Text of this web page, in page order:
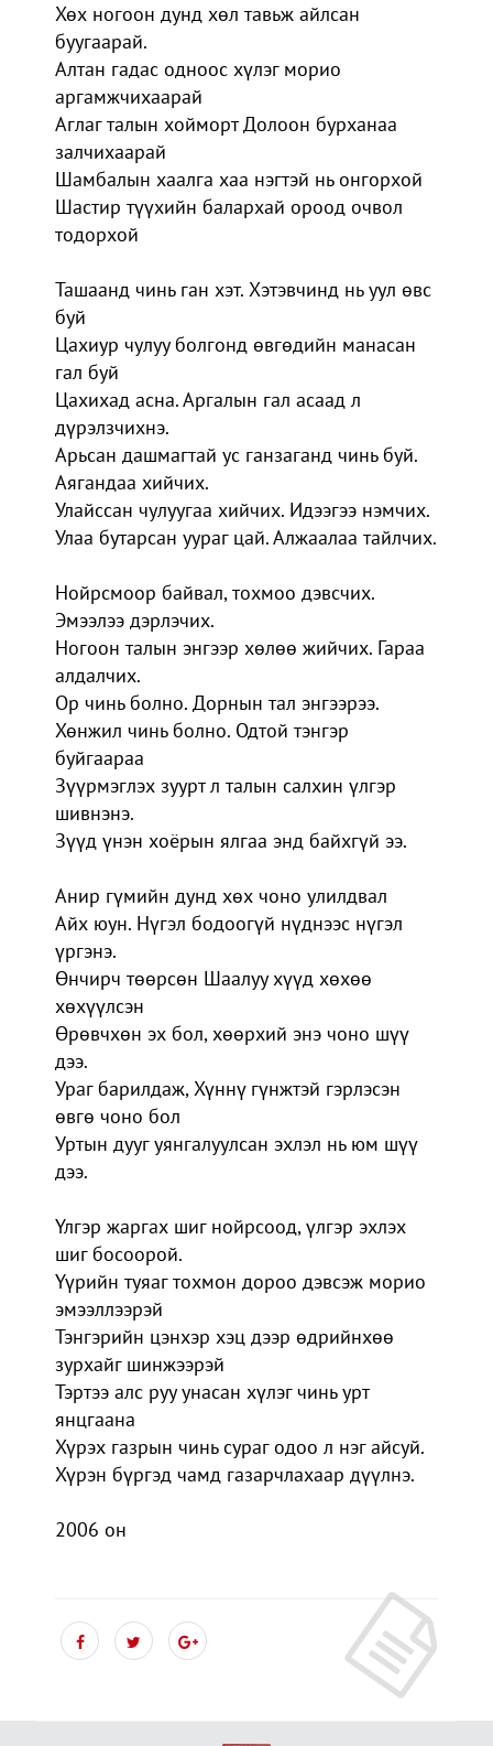
Хөх ногоон дунд хөл тавьж айлсан
буугаарай.
Алтан гадас одноос хүлэг морио
аргамжчихаарай
Аглаг талын хойморт Долоон бурханаа
залчихаарай
Шамбалын хаалга хаа нэгтэй нь онгорхой
Шастир түүхийн балархай ороод очвол
тодорхой
Ташаанд чинь ган хэт. Хэтэвчинд нь уул өвс
буй
Цахиур чулуу болгонд өвгөдийн манасан
гал буй
Цахихад асна. Аргалын гал асаад л
дүрэлзчихнэ.
Арьсан дашмагтай ус ганзаганд чинь буй.
Аягандаа хийчих.
Улайссан чулуугаа хийчих. Идээгээ нэмчих.
Улаа бутарсан уураг цай. Алжаалаа тайлчих.
Нойрсмоор байвал, тохмоо дэвсчих.
Эмээлээ дэрлэчих.
Ногоон талын энгээр хөлөө жийчих. Гараа
алдалчих.
Ор чинь болно. Дорнын тал энгээрээ.
Хөнжил чинь болно. Одтой тэнгэр
буйгаараа
Зүүрмэглэх зуурт л талын салхин үлгэр
шивнэнэ.
Зүүд үнэн хоёрын ялгаа энд байхгүй ээ.
Анир гүмийн дунд хөх чоно улилдвал
Айх юун. Нүгэл бодоогүй нүднээс нүгэл
үргэнэ.
Өнчирч төөрсөн Шаалуу хүүд хөхөө
хөхүүлсэн
Өрөвчхөн эх бол, хөөрхий энэ чоно шүү
дээ.
Ураг барилдаж, Хүннү гүнжтэй гэрлэсэн
өвгө чоно бол
Уртын дууг уянгалуулсан эхлэл нь юм шүү
дээ.
Үлгэр жаргах шиг нойрсоод, үлгэр эхлэх
шиг босоорой.
Үүрийн туяаг тохмон дороо дэвсэж морио
эмээллээрэй
Тэнгэрийн цэнхэр хэц дээр өдрийнхөө
зурхайг шинжээрэй
Тэртээ алс руу унасан хүлэг чинь урт
янцгаана
Хүрэх газрын чинь сураг одоо л нэг айсуй.
Хүрэн бүргэд чамд газарчлахаар дүүлнэ.
2006 он